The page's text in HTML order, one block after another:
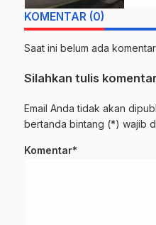
KOMENTAR (0)
Saat ini belum ada komentar
Silahkan tulis
Email Anda tidak akan
bertanda bintang (*) wajib
Komentar*